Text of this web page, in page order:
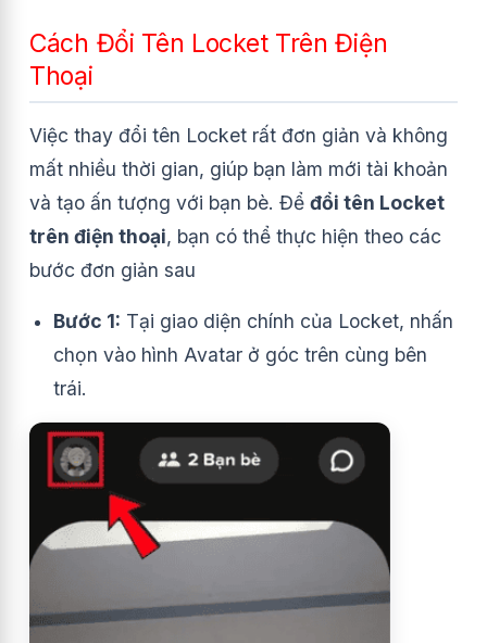
Cách Đổi Tên Locket Trên Điện
Thoại
Việc thay đổi tên Locket rất đơn giản và không
mất nhiều thời gian, giúp bạn làm mới tài khoản
và tạo ấn tượng với bạn bè. Để đổi tên Locket
trên điện thoại, bạn có thể thực hiện theo các
bước đơn giản sau
Bước 1: Tại giao diện chính của Locket, nhấn
chọn vào hình Avatar ở góc trên cùng bên
trái.